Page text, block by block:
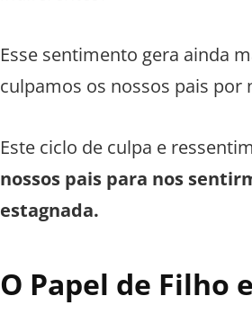
Esse sentimento gera ainda
culpamos os nossos pais por
Este ciclo de culpa e
nossos pais para nos
estagnada.
O Papel de Filho